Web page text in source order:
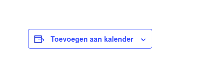
Toevoegen aan kalender